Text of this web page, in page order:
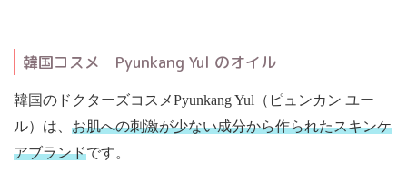
韓国コスメ Pyunkang Yul のオイル
韓国のドクターズコスメPyunkang Yul（ピュンカン ユー
ル）は、 お肌への刺激が少ない成分から作られたスキンケ
アブランドです。